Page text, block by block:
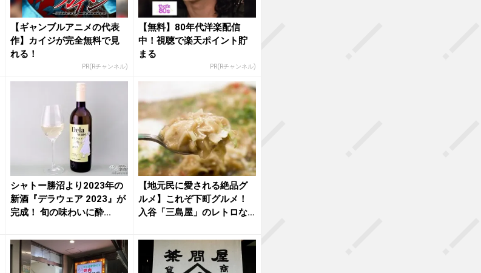
【ギャンブルアニメの代表
作】カイジが完全無料で見
れる！
PR(Rチャンネル)
【無料】80年代洋楽配信
中！視聴で楽天ポイント貯
まる
PR(Rチャンネル)
シャトー勝沼より2023年の
新酒『デラウェア 2023』が
完成！ 旬の味わいに酔...
【地元民に愛される絶品グ
ルメ】これぞ下町グルメ！
入谷「三島屋」のレトロな